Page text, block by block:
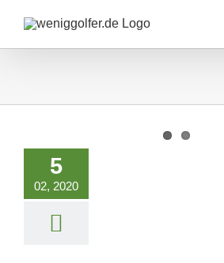
Inhalt
5
02, 2020
ist
Golfplatz